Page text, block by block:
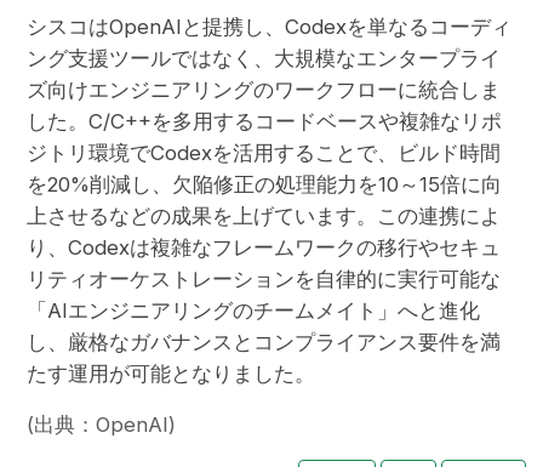
シスコはOpenAIと提携し、Codexを単なるコーディ
ング支援ツールではなく、大規模なエンタープライ
ズ向けエンジニアリングのワークフローに統合しま
した。C/C++を多用するコードベースや複雑なリポ
ジトリ環境でCodexを活用することで、ビルド時間
を20%削減し、欠陥修正の処理能力を10～15倍に向
上させるなどの成果を上げています。この連携によ
り、Codexは複雑なフレームワークの移行やセキュ
リティオーケストレーションを自律的に実行可能な
「AIエンジニアリングのチームメイト」へと進化
し、厳格なガバナンスとコンプライアンス要件を満
たす運用が可能となりました。
(出典：OpenAI)